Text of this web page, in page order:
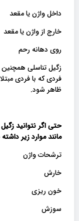
داخل واژن یا مقعد
خارج از واژن یا مقعد
روی دهانه رحم
زگیل تناسلی
ظاهر شود.
حتی اگر نتوانید
مانندموارد زیر
ترشحات واژن
خارش
خون ریزی
سوزش